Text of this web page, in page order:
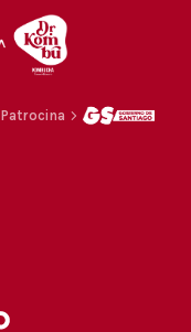
Patrocina